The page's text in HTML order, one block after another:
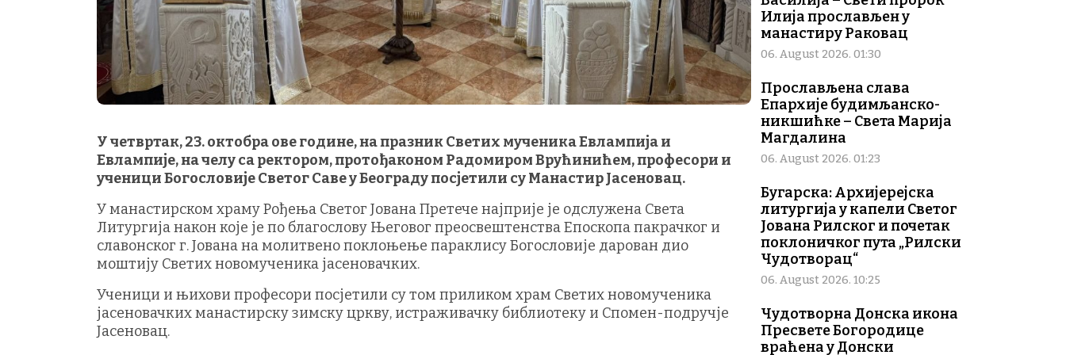
У четвртак, 23. октобра ове године, на празник Светих мученика Евлампија и
Евлампије, на челу са ректором, протођаконом Радомиром Врућинићем, професори и
ученици Богословије Светог Саве у Београду посјетили су Манастир Јасеновац.
У манастирском храму Рођења Светог Јована Претече најприје је одслужена Света
Литургија након које је по благослову Његовог преосвештенства Епоскопа пакрачког и
славонског г. Јована на молитвено поклоњење параклису Богословије дарован дио
моштију Светих новомученика јасеновачких.
Ученици и њихови професори посјетили су том приликом храм Светих новомученика
јасеновачких манастирску зимску цркву, истраживачку библиотеку и Спомен-подручје
Јасеновац.
Илија прослављен у
манастиру Раковац
06. August 2026. 01:30
Прослављена слава
Епархије будимљанско-
никшићке – Света Марија
Магдалина
06. August 2026. 01:23
Бугарска: Архијерејска
литургија у капели Светог
Јована Рилског и почетак
поклоничког пута „Рилски
Чудотворац“
06. August 2026. 10:25
Чудотворна Донска икона
Пресвете Богородице
враћена у Донски